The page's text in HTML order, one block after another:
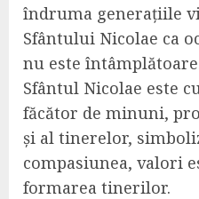
îndruma generațiile
Sfântului Nicolae ca
nu este
Sfântul Nicolae este
făcător de minuni,
și al tinerelor,
compasiunea, valori
formarea tinerilor.